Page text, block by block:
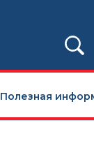
Полезная